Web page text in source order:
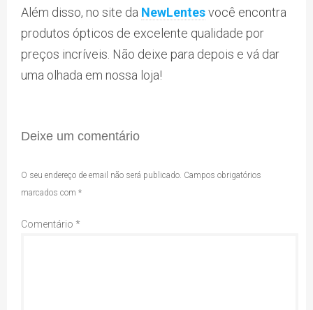
Além disso, no site da NewLentesvocê encontra
produtos ópticos de excelente qualidade por
preços incríveis. Não deixe para depois e vá dar
uma olhada em nossa loja!
Deixe um comentário
O seu endereço de email não será publicado. Campos obrigatórios
marcados com *
Comentário *